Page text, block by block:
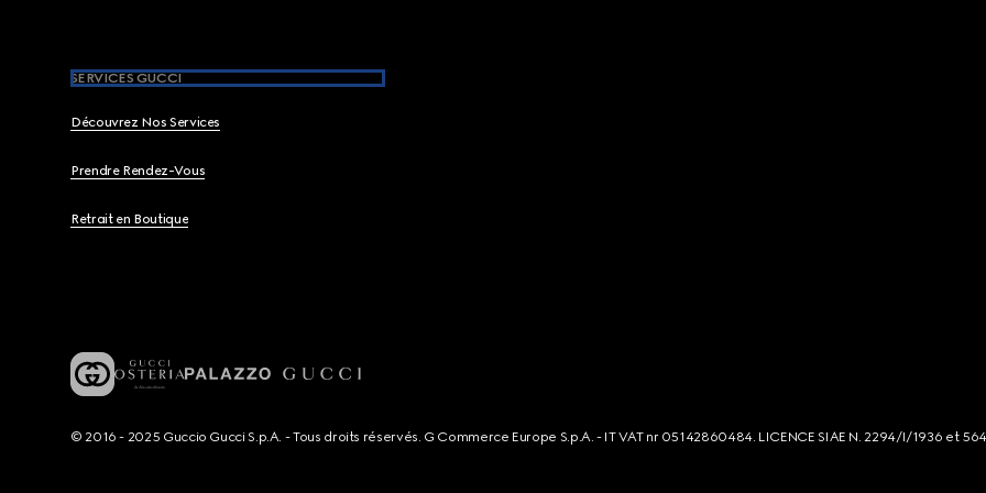
SERVICES GUCCI
Découvrez Nos Services
Prendre Rendez-Vous
Retrait en Boutique
© 2016 - 2025 Guccio Gucci S.p.A. - Tous droits réservés. G Commerce Europe S.p.A. - IT VAT nr 05142860484. LICENCE SIAE N. 2294/I/1936 et